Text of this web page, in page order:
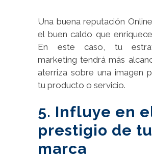
Una buena reputación
el buen caldo que
En este caso, tu
marketing tendrá más
aterriza sobre una imagen
tu producto o servicio.
5. Influye en
prestigio de tu
marca